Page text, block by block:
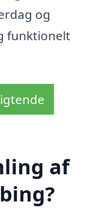
og
funktionelt
af